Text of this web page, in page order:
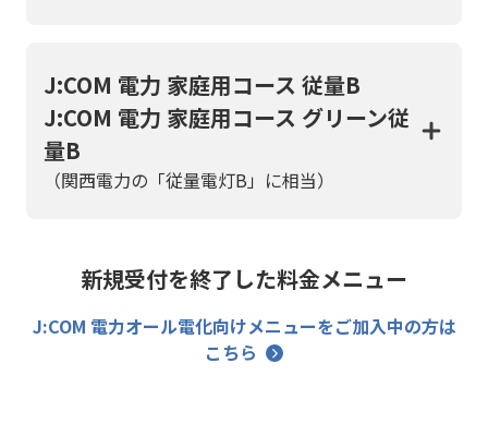
J:COM 電力 家庭用コース 従量B
J:COM 電力 家庭用コース グリーン従
量B
（関西電力の「従量電灯B」に相当）
新規受付を終了した料金メニュー
J:COM 電力オール電化向けメニューをご加入中の方は
こちら